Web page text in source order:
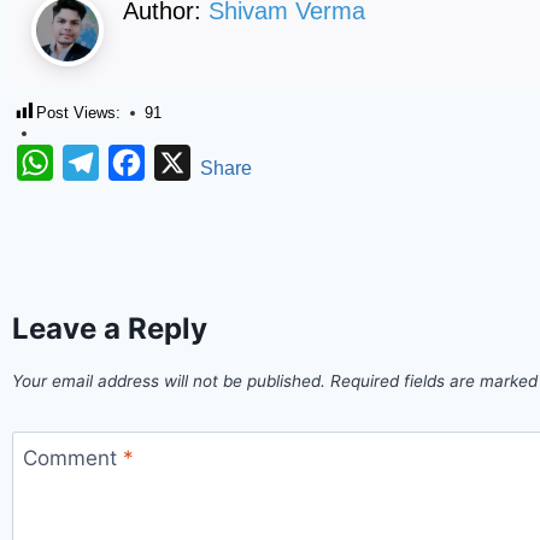
Author: Shivam Verma
Post Views: 91
WhatsAppTelegramFacebook
XShare
Leave a Reply
Your email address will not be published. Required fields are
Comment *